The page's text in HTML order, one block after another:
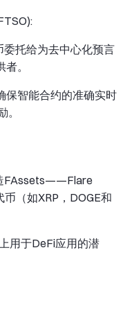
委托给为去中心化预言
。
保智能合约的准确实时
FAssets——Flare
（如XRP，DOGE和
用于DeFi应用的潜